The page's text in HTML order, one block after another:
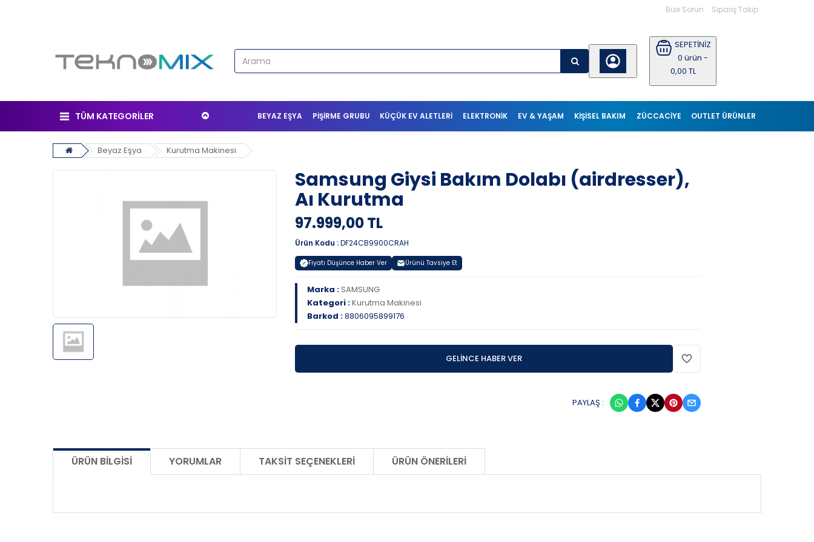
Bize Sorun Sipariş Takip
SEPETİNİZ
0 ürün -
0,00 TL
TÜM KATEGORİLER OUTLET ÜRÜNLER
ZÜCCACİYE
KIŞISEL BAKIM
EV & YAŞAM
ELEKTRONIK
KÜÇÜK EV ALETLERI
PIŞIRME GRUBU
BEYAZ EŞYA
Beyaz Eşya Kurutma Makinesi
Samsung Giysi Bakım Dolabı (airdresser),
Aı Kurutma
97.999,00 TL
Ürün Kodu :DF24CB9900CRAH
Fiyatı Düşünce Haber Ver Ürünü Tavsiye Et
Marka :SAMSUNG
Kategori :Kurutma Makinesi
Barkod :8806095899176
GELİNCE HABER VER
PAYLAŞ :
ÜRÜN BILGISI YORUMLAR TAKSIT SEÇENEKLERI ÜRÜN ÖNERILERI